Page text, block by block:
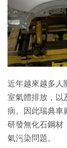
特集
近年越來越多人
室氣體排放，以
病。因此瑞典車
研發無化石鋼材
氣污染問題。